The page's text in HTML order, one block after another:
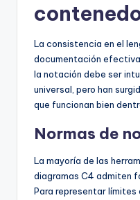
La consistencia en el
documentación
la notación debe ser
universal, pero han
que funcionan bien
Normas de
La mayoría de las
diagramas C4 admiten
Para representar límites